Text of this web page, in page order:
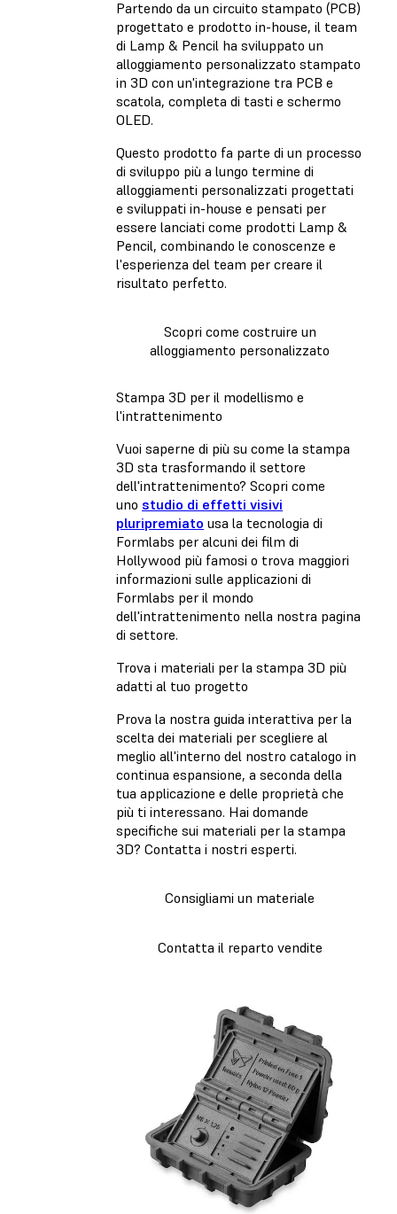
Partendo da un circuito stampato (PCB)
progettato e prodotto in-house, il team
di Lamp & Pencil ha sviluppato un
alloggiamento personalizzato stampato
in 3D con un'integrazione tra PCB e
scatola, completa di tasti e schermo
OLED.
Questo prodotto fa parte di un processo
di sviluppo più a lungo termine di
alloggiamenti personalizzati progettati
e sviluppati in-house e pensati per
essere lanciati come prodotti Lamp &
Pencil, combinando le conoscenze e
l'esperienza del team per creare il
risultato perfetto.
Scopri come costruire un
alloggiamento personalizzato
Stampa 3D per il modellismo e
l'intrattenimento
Vuoi saperne di più su come la stampa
3D sta trasformando il settore
dell'intrattenimento? Scopri come
uno studio di effetti visivi
pluripremiato usa la tecnologia di
Formlabs per alcuni dei film di
Hollywood più famosi o trova maggiori
informazioni sulle applicazioni di
Formlabs per il mondo
dell'intrattenimento nella nostra pagina
di settore.
Trova i materiali per la stampa 3D più
adatti al tuo progetto
Prova la nostra guida interattiva per la
scelta dei materiali per scegliere al
meglio all'interno del nostro catalogo in
continua espansione, a seconda della
tua applicazione e delle proprietà che
più ti interessano. Hai domande
specifiche sui materiali per la stampa
3D? Contatta i nostri esperti.
Consigliami un materiale
Contatta il reparto vendite